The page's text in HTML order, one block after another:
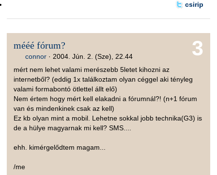
csirip
3
mééé fórum?
connor · 2004. Jún. 2. (Sze), 22.44
mért nem lehet valami merészebb 5letet kihozni az
internetből? (eddig 1x találkoztam olyan céggel aki tényleg
valami formabontó ötlettel állt elő)
Nem értem hogy mért kell elakadni a fórumnál?! (n+1 fórum
van és mindenkinek csak az kell)
Ez kb olyan mint a mobil. Lehetne sokkal jobb technika(G3) is
de a hülye magyarnak mi kell? SMS....
ehh. kimérgelődtem magam...
/me